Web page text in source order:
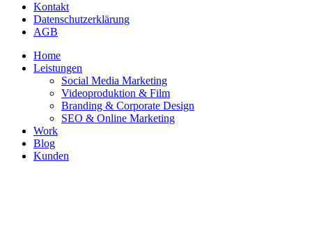
Kontakt
Datenschutzerklärung
AGB
Close
Menu
Home
Leistungen
Social Media Marketing
Videoproduktion & Film
Branding & Corporate Design
SEO & Online Marketing
Work
Blog
Kunden